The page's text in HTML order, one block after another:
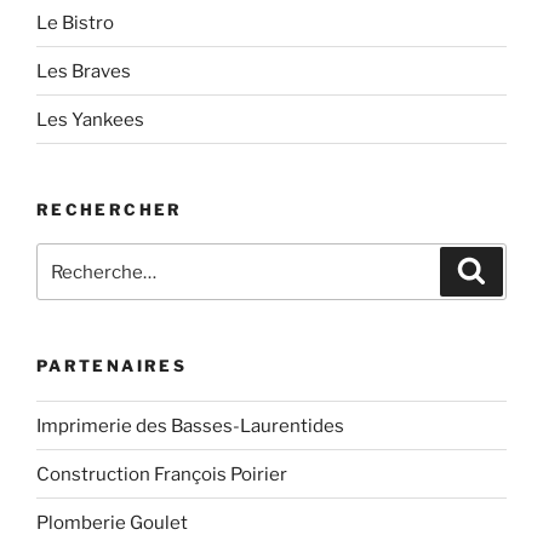
Le Bistro
Les Braves
Les Yankees
RECHERCHER
pour
PARTENAIRES
Imprimerie des Basses-Laurentides
Construction François Poirier
Plomberie Goulet